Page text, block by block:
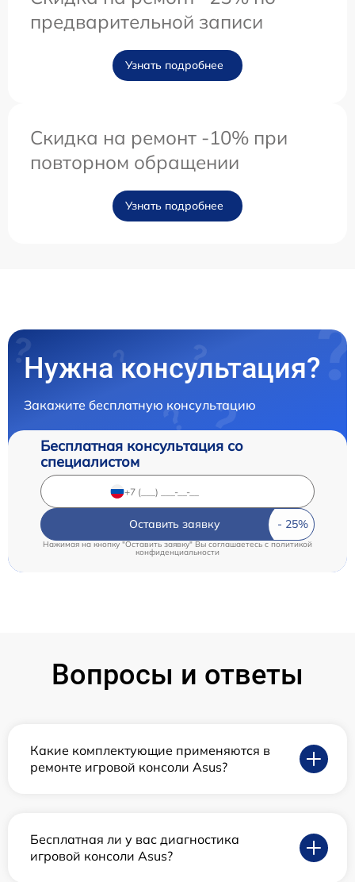
предварительной записи
Узнать подробнее
Скидка на ремонт -10% при
повторном обращении
Узнать подробнее
Нужна консультация?
Закажите бесплатную консультацию
Бесплатная консультация со
специалистом
Оставить заявку
Нажимая на кнопку "Оставить заявку" Вы соглашаетесь c политикой
конфиденциальности
Вопросы и ответы
Какие комплектующие применяются в
ремонте игровой консоли Asus?
Бесплатная ли у вас диагностика
игровой консоли Asus?